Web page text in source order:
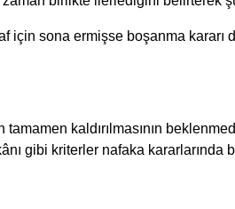
sona ermişse boşanma kararı
kaldırılmasının
gibi kriterler nafaka kararlarında